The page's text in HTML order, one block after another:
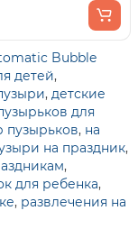
Bubble
детей,
, детские
для
пузырьков, на
на праздник,
,
для ребенка,
, развлечения на